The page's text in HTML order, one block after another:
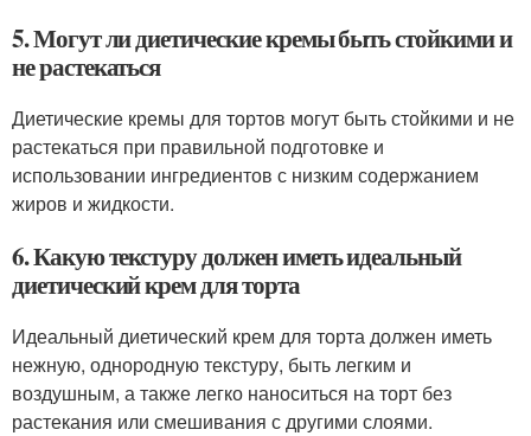
5. Могут ли диетические кремы быть стойкими и
не растекаться
Диетические кремы для тортов могут быть стойкими и не
растекаться при правильной подготовке и
использовании ингредиентов с низким содержанием
жиров и жидкости.
6. Какую текстуру должен иметь идеальный
диетический крем для торта
Идеальный диетический крем для торта должен иметь
нежную, однородную текстуру, быть легким и
воздушным, а также легко наноситься на торт без
растекания или смешивания с другими слоями.